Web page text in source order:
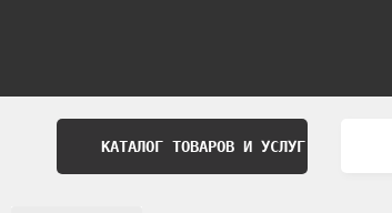
КАТАЛОГ ТОВАРОВ И УСЛУГ